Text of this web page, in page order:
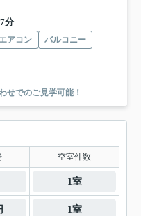
分
エアコン
バルコニー
せでのご見学可能！
空室件数
1室
1室